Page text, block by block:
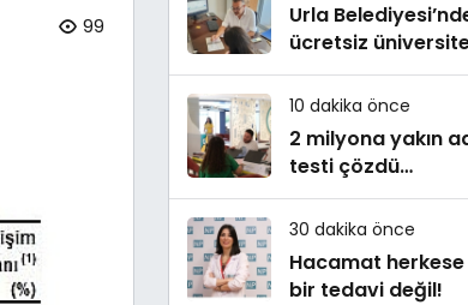
99
Urla
ücretsiz
danışmanlığı
10 dakika önce
2 milyona yakın
testi çözdü…
30 dakika önce
Hacamat
bir tedavi değil!